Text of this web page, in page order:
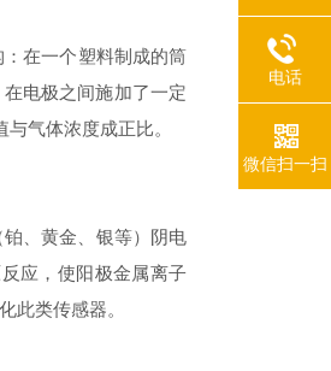
在一个塑料制成的筒
电极之间施加了一定
气体浓度成正比。
、黄金、银等）阴电
应，使阳极金属离子
此类传感器。
电话
微信扫一扫